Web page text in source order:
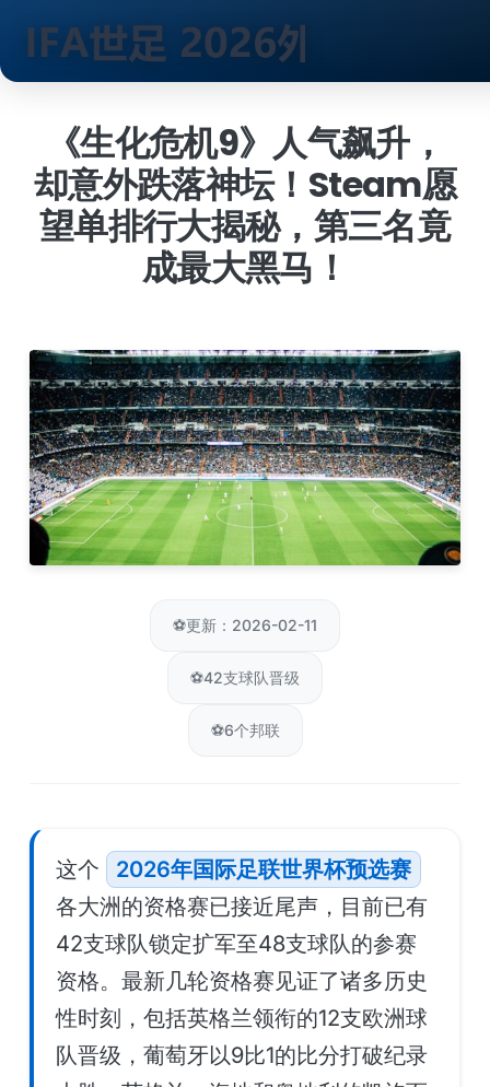
《生化危机9》人气飙升，
却意外跌落神坛！Steam愿
望单排行大揭秘，第三名竟
成最大黑马！
⚽更新：2026-02-11
⚽42支球队晋级
⚽6个邦联
这个
2026年国际足联世界杯预选赛
各大洲的资格赛已接近尾声，目前已有
42支球队锁定扩军至48支球队的参赛
资格。最新几轮资格赛见证了诸多历史
性时刻，包括英格兰领衔的12支欧洲球
队晋级，葡萄牙以9比1的比分打破纪录